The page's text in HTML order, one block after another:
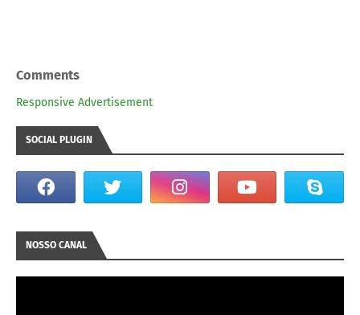
Comments
Responsive Advertisement
SOCIAL PLUGIN
NOSSO CANAL